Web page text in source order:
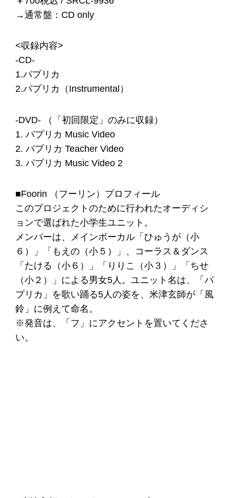
→通常盤：CD only
<収録内容>
-CD-
1.パプリカ
2.パプリカ（Instrumental）
-DVD- （「初回限定」のみに収録）
1. パプリカ Music Video
2. パプリカ Teacher Video
3. パプリカ Music Video 2
■Foorin （フーリン）プロフィール
このプロジェクトのために行われたオーディシ
ョンで選ばれた小学生ユニット。
メンバーは、メインボーカル「ひゅうが（小
６）」「もえの（小５）」、コーラス＆ダンス
「たける（小６）」「りりこ（小３）」「ちせ
（小２）」による男女5人。ユニット名は、「パ
プリカ」を歌い踊る5人の姿を、米津玄師が「風
鈴」に例えて命名。
※発音は、「フ」にアクセントを置いてくださ
い。